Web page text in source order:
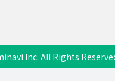
Inc. All Rights